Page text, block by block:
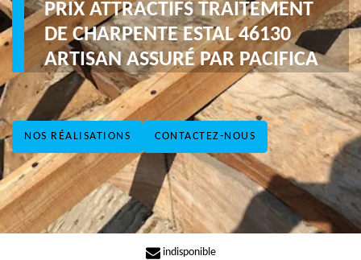
NOS RÉALISATIONS CONTACTEZ-NOUS
PRIX ATTRACTIFS TRAITEMENT
DE CHARPENTE ESTAL 46130
ARTISAN ASSURÉ PAR PACIFICA
indisponible